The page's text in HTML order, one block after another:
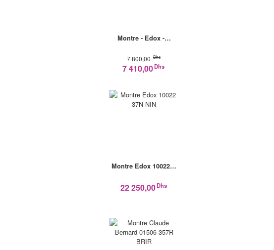
Montre - Edox -…
7 800,00Dhs
7 410,00Dhs
Montre Edox 10022…
22 250,00Dhs